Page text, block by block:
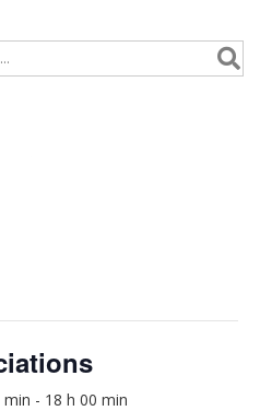
min - 18 h 00 min